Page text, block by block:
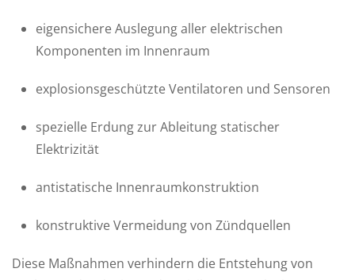
eigensichere Auslegung aller elektrischen
Komponenten im Innenraum
explosionsgeschützte Ventilatoren und Sensoren
spezielle Erdung zur Ableitung statischer
Elektrizität
antistatische Innenraumkonstruktion
konstruktive Vermeidung von Zündquellen
Diese Maßnahmen verhindern die Entstehung von